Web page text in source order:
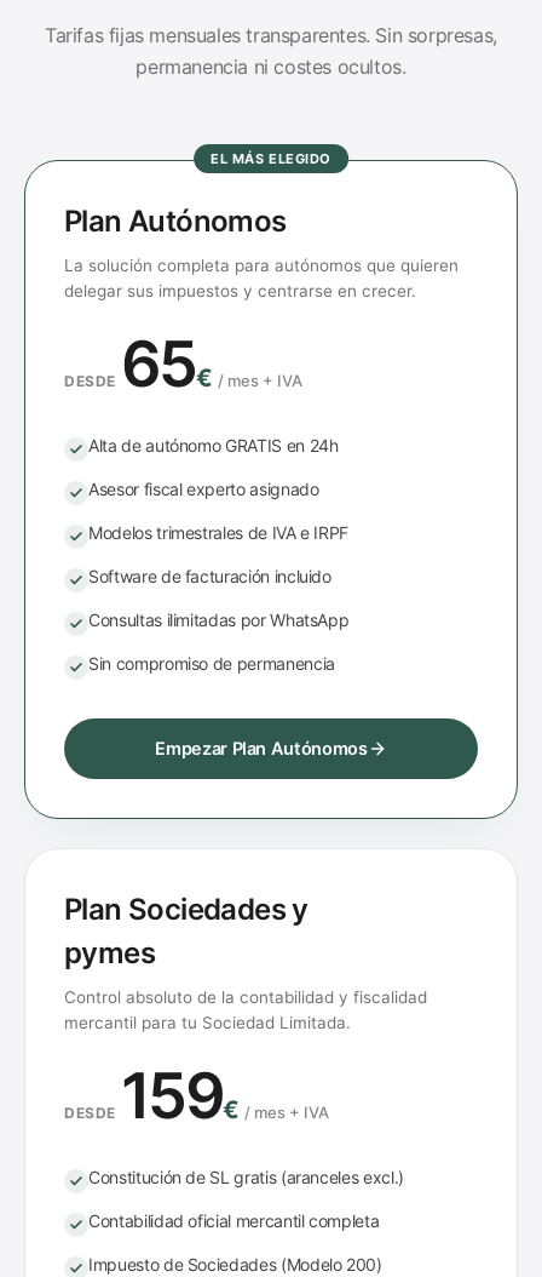
Tarifas fijas mensuales transparentes. Sin sorpresas,
permanencia ni costes ocultos.
EL MÁS ELEGIDO
Plan Autónomos
La solución completa para autónomos que quieren
delegar sus impuestos y centrarse en crecer.
DESDE 65€ / mes + IVA
Alta de autónomo GRATIS en 24h
Asesor fiscal experto asignado
Modelos trimestrales de IVA e IRPF
Software de facturación incluido
Consultas ilimitadas por WhatsApp
Sin compromiso de permanencia
Empezar Plan Autónomos
Plan Sociedades y
pymes
Control absoluto de la contabilidad y fiscalidad
mercantil para tu Sociedad Limitada.
DESDE 159€ / mes + IVA
Constitución de SL gratis (aranceles excl.)
Contabilidad oficial mercantil completa
Impuesto de Sociedades (Modelo 200)